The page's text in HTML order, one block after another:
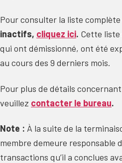
Pour consulter la liste complète
inactifs, cliquez ici. Cette liste
qui ont démissionné, ont été
au cours des 9 derniers mois.
Pour plus de détails
veuillez contacter le bureau.
Note : À la suite de la
membre demeure responsable
transactions qu’il a conclues